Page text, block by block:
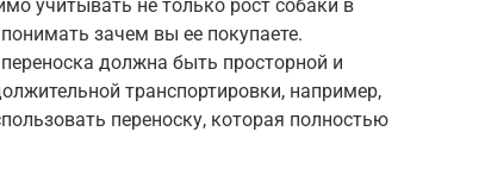
учитывать не только рост собаки в
зачем вы ее покупаете.
должна быть просторной и
транспортировки, например,
переноску, которая полностью